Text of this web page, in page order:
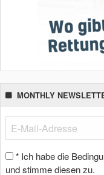
MONTHLY
* Ich habe die
und stimme diesen zu.